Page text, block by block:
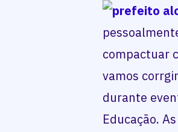
compactuar
vamos
durante
Educação.